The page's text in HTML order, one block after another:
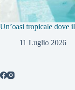
Un’oasi tropicale dove
11 Luglio 2026